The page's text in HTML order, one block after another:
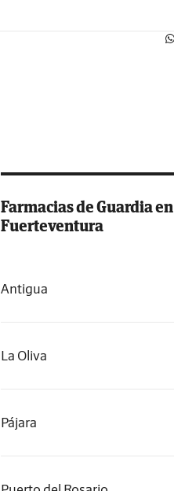
Farmacias de Guardia en
Fuerteventura
Antigua
La Oliva
Pájara